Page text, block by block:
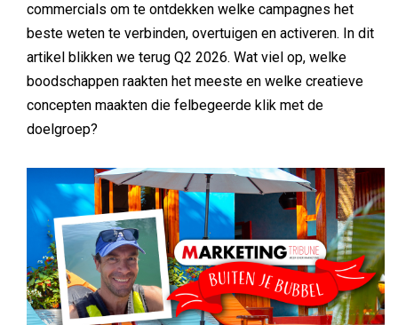
commercials om te ontdekken welke campagnes het
beste weten te verbinden, overtuigen en activeren. In dit
artikel blikken we terug Q2 2026. Wat viel op, welke
boodschappen raakten het meeste en welke creatieve
concepten maakten die felbegeerde klik met de
doelgroep?